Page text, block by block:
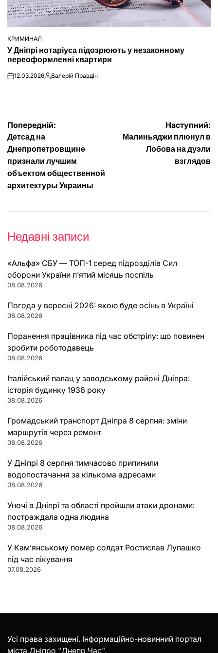
ОПУБЛІКУВАТИ
У
КРИМИНАЛ
У Дніпрі нотаріуса підозрюють у незаконному
переоформленні квартири
on12.03.2026Опубліковано
Валерій Правдін
Навігація
записів
Попередній:
Детсад на
Днепропетровщине
признали лучшим
объектом общественной
архитектуры Украины
Наступний:
Малиньяджи плюнул в
Лобова на дуэли
взглядов
Недавні записи
«Альфа» СБУ — ТОП-1 серед підрозділів Сил
оборони України п’ятий місяць поспіль
08.08.2026
Погода у вересні 2026: якою буде осінь в Україні
08.08.2026
Поранення працівника під час обстрілу: що повинен
зробити роботодавець
08.08.2026
Італійський палац у заводському районі Дніпра:
історія будинку 1936 року
08.08.2026
Громадський транспорт Дніпра 8 серпня: зміни
маршрутів через ремонт
08.08.2026
У Дніпрі 8 серпня тимчасово припинили
водопостачання за кількома адресами
08.08.2026
Уночі в Дніпрі та області пройшли атаки дронами:
постраждала одна людина
08.08.2026
У Кам’янському помер солдат Ростислав Лупашко
під час лікування
07.08.2026
Усі права захищені. Інформаційно-новинний портал
міста Дніпро "Днепр Час".